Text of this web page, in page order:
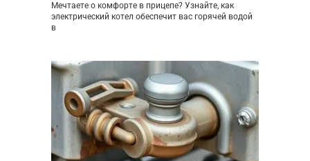
Мечтаете о комфорте в прицепе? Узнайте, как
электрический котел обеспечит вас горячей водой
в